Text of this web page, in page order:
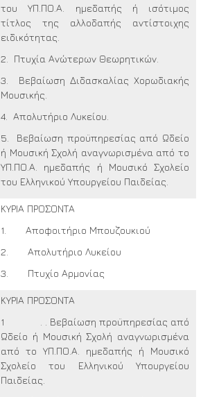
του ΥΠ.ΠΟ.Α. ημεδαπής ή ισότιμος
τίτλος της αλλοδαπής αντίστοιχης
ειδικότητας.
2. Πτυχία Ανώτερων Θεωρητικών.
3. Βεβαίωση Διδασκαλίας Χορωδιακής
Μουσικής.
4. Απολυτήριο Λυκείου.
5. Βεβαίωση προϋπηρεσίας από Ωδείο
ή Μουσική Σχολή αναγνωρισμένα από το
ΥΠ.ΠΟ.Α. ημεδαπής ή Μουσικό Σχολείο
του Ελληνικού Υπουργείου Παιδείας.
ΚΥΡΙΑ ΠΡΟΣΟΝΤΑ
1. Αποφοιτήριο Μπουζουκιού
2. Απολυτήριο Λυκείου
3. Πτυχίο Αρμονίας
ΚΥΡΙΑ ΠΡΟΣΟΝΤΑ
1 . . Βεβαίωση προϋπηρεσίας από
Ωδείο ή Μουσική Σχολή αναγνωρισμένα
από το ΥΠ.ΠΟ.Α. ημεδαπής ή Μουσικό
Σχολείο του Ελληνικού Υπουργείου
Παιδείας.